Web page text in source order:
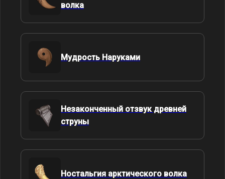
волка
Мудрость Наруками
Незаконченный отзвук древней
струны
Ностальгия арктического волка